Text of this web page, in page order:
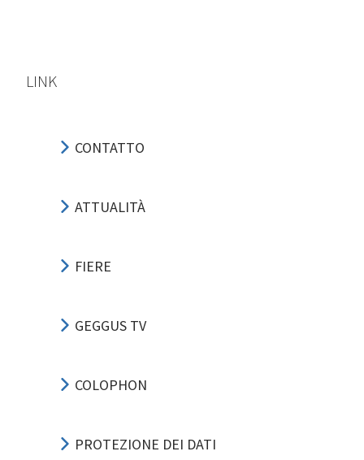
LINK
CONTATTO
ATTUALITÀ
FIERE
GEGGUS TV
COLOPHON
PROTEZIONE DEI DATI